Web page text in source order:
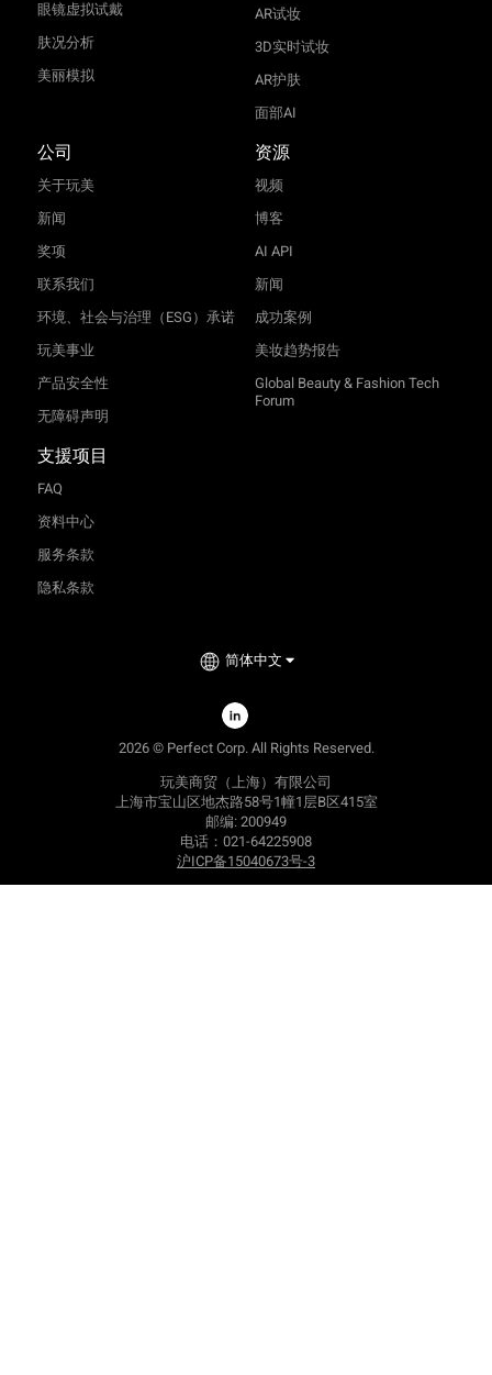
眼镜虚拟试戴
肤况分析
美丽模拟
AR试妆
3D实时试妆
AR护肤
面部AI
公司
关于玩美
新闻
奖项
联系我们
环境、社会与治理（ESG）承诺
玩美事业
产品安全性
无障碍声明
资源
视频
博客
AI API
新闻
成功案例
美妆趋势报告
Global Beauty & Fashion Tech
Forum
支援项目
FAQ
资料中心
服务条款
隐私条款
简体中文
2026 © Perfect Corp. All Rights Reserved.
玩美商贸（上海）有限公司
上海市宝山区地杰路58号1幢1层B区415室
邮编: 200949
电话：021-64225908
沪ICP备15040673号-3